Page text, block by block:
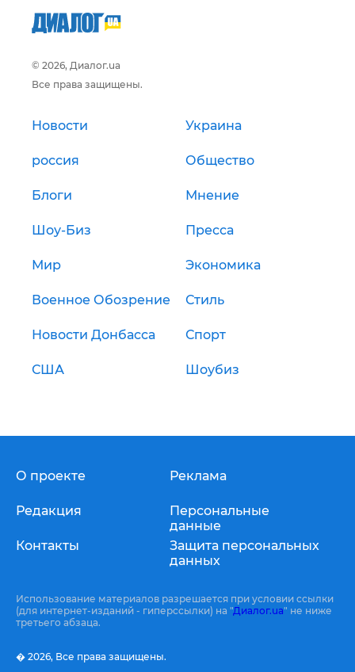
© 2026, Диалог.ua
Все права защищены.
Новости Украина
россия Общество
Блоги Мнение
Шоу-Биз Пресса
Мир Экономика
Военное Обозрение Стиль
Новости Донбасса Спорт
США Шоубиз
О проекте
Редакция
Контакты
Реклама
Персональные
данные
Защита персональных
данных
Использование материалов разрешается при условии ссылки
(для интернет-изданий - гиперссылки) на "Диалог.ua" не ниже
третьего абзаца.
� 2026, Все права защищены.